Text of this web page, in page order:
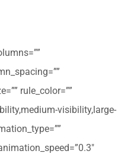
rule_color=””
visibility,large-